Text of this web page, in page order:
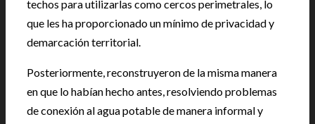
techos para utilizarlas como cercos perimetrales, lo
que les ha proporcionado un mínimo de privacidad y
demarcación territorial.
Posteriormente, reconstruyeron de la misma manera
en que lo habían hecho antes, resolviendo problemas
de conexión al agua potable de manera informal y